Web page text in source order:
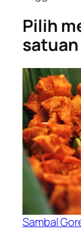
Pilih
satuan
Sambal